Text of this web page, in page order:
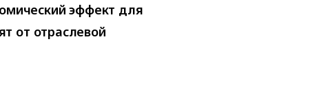
эффект для
от отраслевой